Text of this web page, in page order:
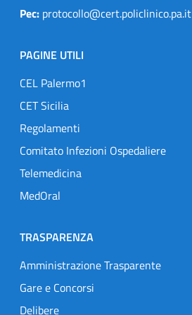
Pec: protocollo@cert.policlinico.pa.it
PAGINE UTILI
CEL Palermo1
CET Sicilia
Regolamenti
Comitato Infezioni Ospedaliere
Telemedicina
MedOral
TRASPARENZA
Amministrazione Trasparente
Gare e Concorsi
Delibere